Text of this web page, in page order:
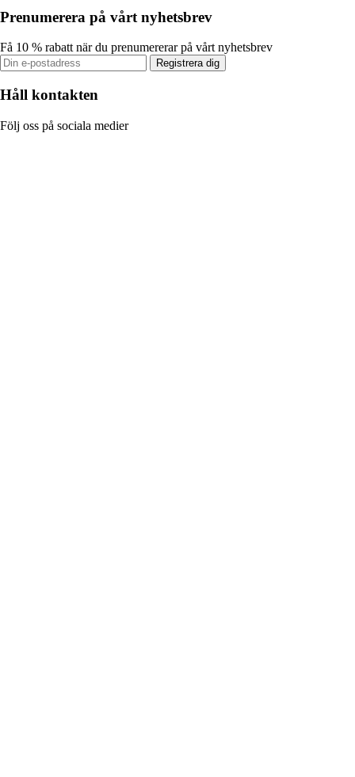
Prenumerera på vårt nyhetsbrev
Få 10 % rabatt när du prenumererar på vårt nyhetsbrev
Registrera dig
Håll kontakten
Följ oss på sociala medier